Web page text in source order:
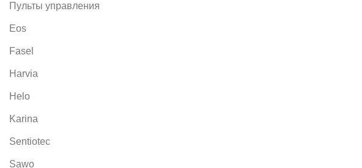
Пульты управления
Eos
Fasel
Harvia
Helo
Karina
Sentiotec
Sawo